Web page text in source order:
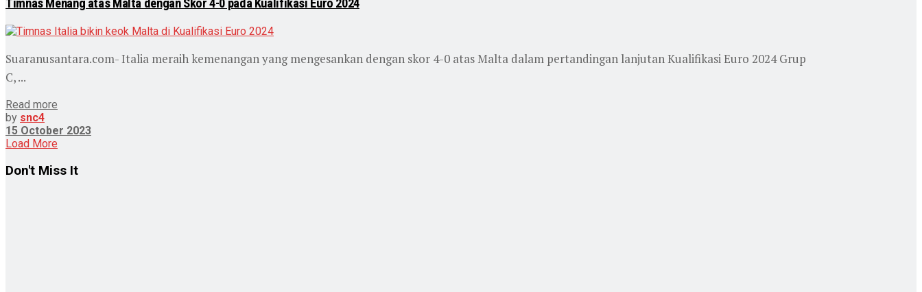
Timnas Menang atas Malta dengan Skor 4-0 pada Kualifikasi Euro 2024
Suaranusantara.com- Italia meraih kemenangan yang mengesankan dengan skor 4-0 atas Malta dalam pertandingan lanjutan Kualifikasi Euro 2024 Grup
C, ...
Read more
by snc4
15 October 2023
Load More
Don't Miss It